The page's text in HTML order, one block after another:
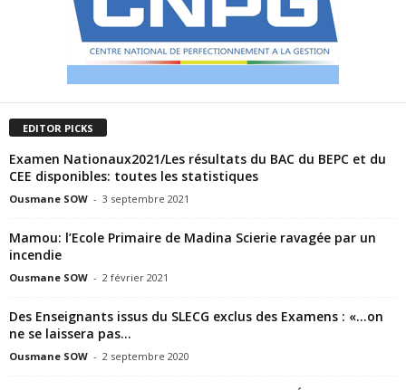
EDITOR PICKS
Examen Nationaux2021/Les résultats du BAC du BEPC et du
CEE disponibles: toutes les statistiques
Ousmane SOW - 3 septembre 2021
Mamou: l’Ecole Primaire de Madina Scierie ravagée par un
incendie
Ousmane SOW - 2 février 2021
Des Enseignants issus du SLECG exclus des Examens : «…on
ne se laissera pas...
Ousmane SOW - 2 septembre 2020